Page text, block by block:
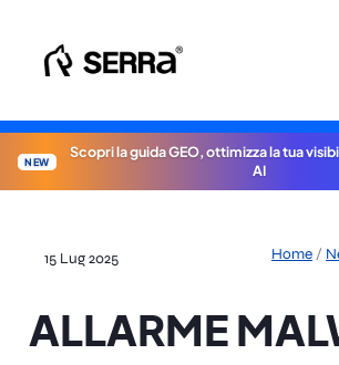
contenuto
NEW
Scopri la guida GEO, ottimizza la tua
AI
Home /
15 Lug 2025
ALLARME